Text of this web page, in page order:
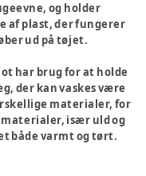
og holder
af plast, der fungerer
ud på tøjet.
har brug for at holde
der kan vaskes være
materialer, for
materialer, især uld og
både varmt og tørt.